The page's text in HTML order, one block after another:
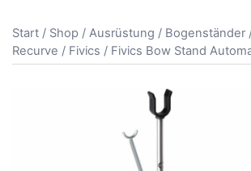
Start / Shop / Ausrüstung / Bogenständer
Recurve / Fivics / Fivics Bow Stand